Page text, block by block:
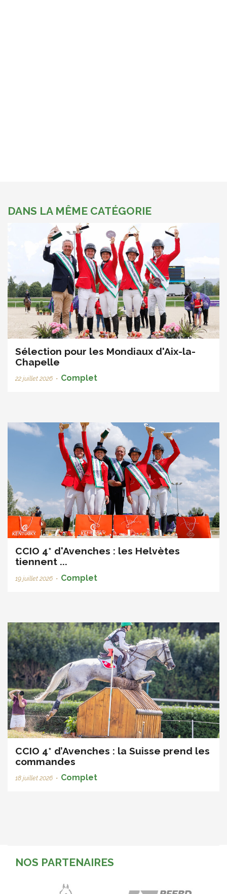
DANS LA MÊME CATÉGORIE
Sélection pour les Mondiaux d'Aix-la-
Chapelle
22 juillet 2026 • Complet
CCIO 4* d'Avenches : les Helvètes
tiennent ...
19 juillet 2026 • Complet
CCIO 4* d’Avenches : la Suisse prend les
commandes
18 juillet 2026 • Complet
NOS PARTENAIRES